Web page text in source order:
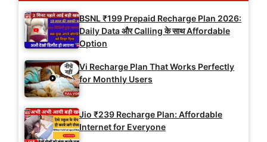
BSNL ₹199 Prepaid Recharge Plan 2026:
Daily Data और Calling के साथ Affordable
Option
Vi Recharge Plan That Works Perfectly
for Monthly Users
Jio ₹239 Recharge Plan: Affordable
Internet for Everyone